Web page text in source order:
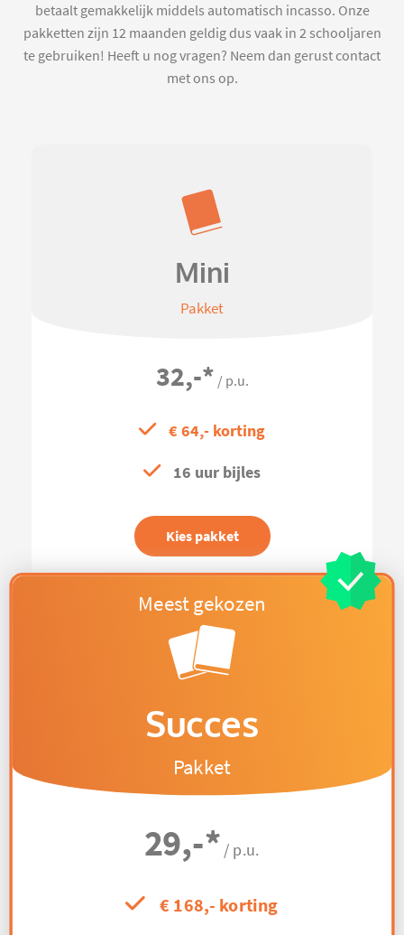
betaalt gemakkelijk middels automatisch incasso. Onze
pakketten zijn 12 maanden geldig dus vaak in 2 schooljaren
te gebruiken! Heeft u nog vragen? Neem dan gerust contact
met ons op.
Mini
Pakket
32,-* / p.u.
€ 64,- korting
16 uur bijles
Kies pakket
Succes
Pakket
29,-* / p.u.
€ 168,- korting